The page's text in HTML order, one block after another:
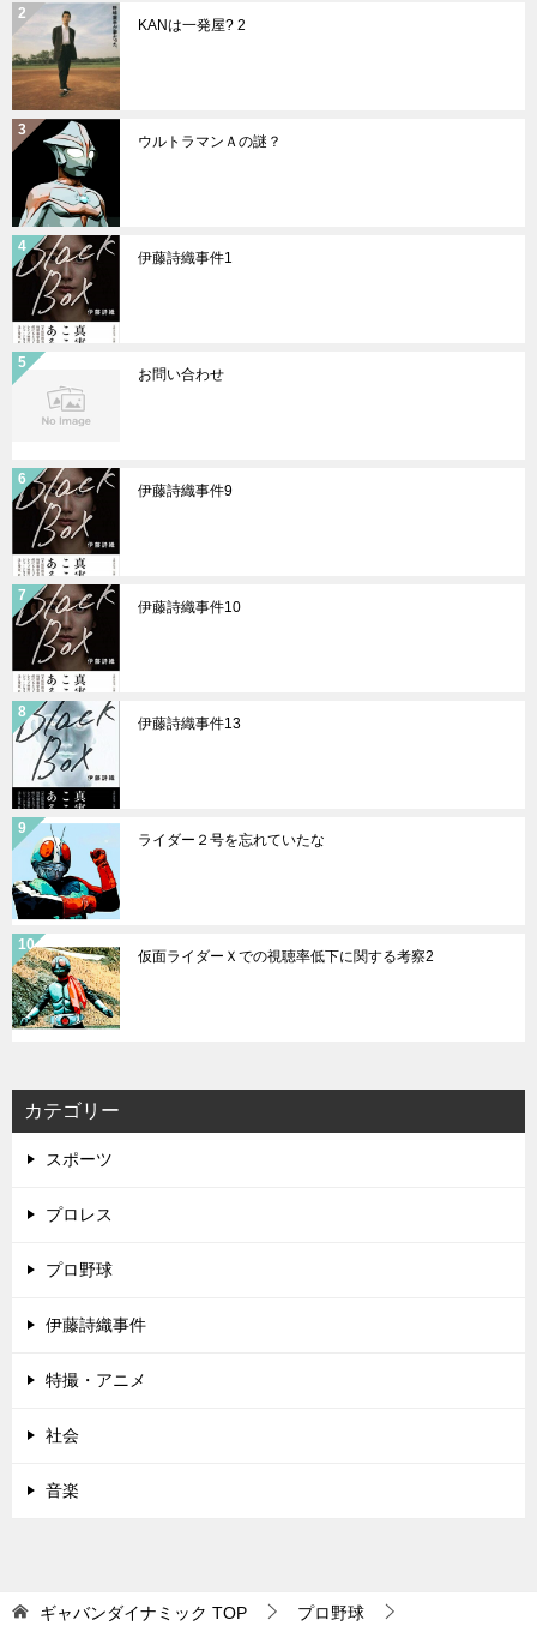
KANは一発屋? 2
ウルトラマンＡの謎？
伊藤詩織事件1
お問い合わせ
伊藤詩織事件9
伊藤詩織事件10
伊藤詩織事件13
ライダー２号を忘れていたな
仮面ライダーＸでの視聴率低下に関する考察2
カテゴリー
スポーツ
プロレス
プロ野球
伊藤詩織事件
特撮・アニメ
社会
音楽
ギャバンダイナミック TOP プロ野球